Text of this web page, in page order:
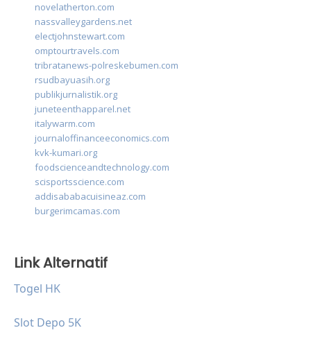
novelatherton.com
nassvalleygardens.net
electjohnstewart.com
omptourtravels.com
tribratanews-polreskebumen.com
rsudbayuasih.org
publikjurnalistik.org
juneteenthapparel.net
italywarm.com
journaloffinanceeconomics.com
kvk-kumari.org
foodscienceandtechnology.com
scisportsscience.com
addisababacuisineaz.com
burgerimcamas.com
Link Alternatif
Togel HK
Slot Depo 5K